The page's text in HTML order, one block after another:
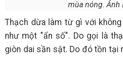
mùa nóng. Ảnh
Thạch dừa làm từ gì với
như một "ẩn số". Do gọi là
giòn dai sần sật. Do đó tồn tại